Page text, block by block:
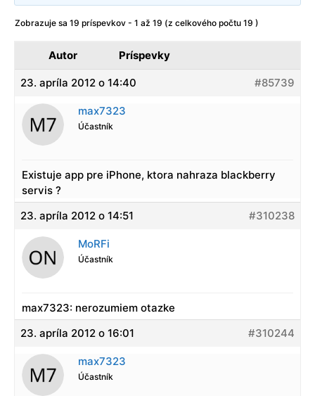
Zobrazuje sa 19 príspevkov - 1 až 19 (z celkového počtu 19 )
Autor Príspevky
23. apríla 2012 o 14:40 #85739
max7323
Účastník
Existuje app pre iPhone, ktora nahraza blackberry
servis ?
23. apríla 2012 o 14:51
#310238
MoRFi
Účastník
max7323: nerozumiem otazke
23. apríla 2012 o 16:01
#310244
max7323
Účastník